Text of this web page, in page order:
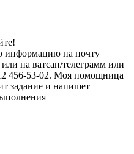
информацию на почту
или на ватсап/телеграмм или
456-53-02. Моя помощница
задание и напишет